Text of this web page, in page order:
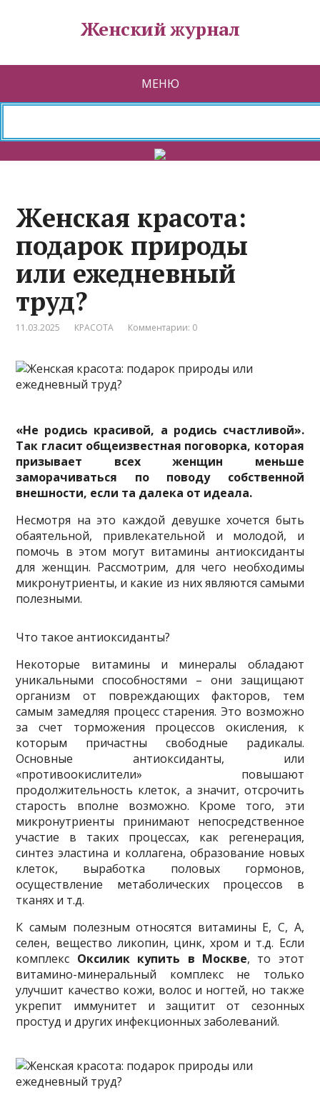
Женский журнал
МЕНЮ
Женская красота:
подарок природы
или ежедневный
труд?
11.03.2025 КРАСОТА Комментарии: 0
«Не родись красивой, а родись счастливой».
Так гласит общеизвестная поговорка, которая
призывает всех женщин меньше
заморачиваться по поводу собственной
внешности, если та далека от идеала.
Несмотря на это каждой девушке хочется быть
обаятельной, привлекательной и молодой, и
помочь в этом могут витамины антиоксиданты
для женщин. Рассмотрим, для чего необходимы
микронутриенты, и какие из них являются самыми
полезными.
Что такое антиоксиданты?
Некоторые витамины и минералы обладают
уникальными способностями – они защищают
организм от повреждающих факторов, тем
самым замедляя процесс старения. Это возможно
за счет торможения процессов окисления, к
которым причастны свободные радикалы.
Основные антиоксиданты, или
«противоокислители» повышают
продолжительность клеток, а значит, отсрочить
старость вполне возможно. Кроме того, эти
микронутриенты принимают непосредственное
участие в таких процессах, как регенерация,
синтез эластина и коллагена, образование новых
клеток, выработка половых гормонов,
осуществление метаболических процессов в
тканях и т.д.
К самым полезным относятся витамины E, C, A,
селен, вещество ликопин, цинк, хром и т.д. Если
комплекс Оксилик купить в Москве, то этот
витамино-минеральный комплекс не только
улучшит качество кожи, волос и ногтей, но также
укрепит иммунитет и защитит от сезонных
простуд и других инфекционных заболеваний.